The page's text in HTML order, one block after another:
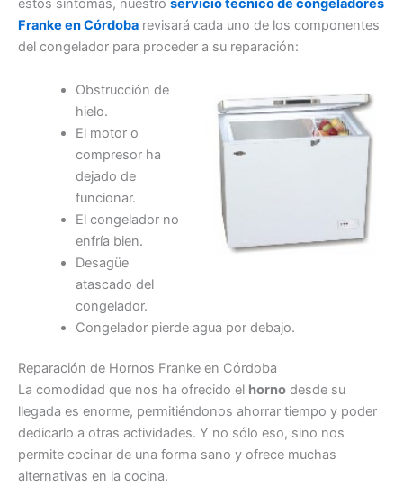
estos síntomas, nuestro servicio técnico de congeladores
Franke en Córdoba revisará cada uno de los componentes
del congelador para proceder a su reparación:
Obstrucción de
hielo.
El motor o
compresor ha
dejado de
funcionar.
El congelador no
enfría bien.
Desagüe
atascado del
congelador.
Congelador pierde agua por debajo.
Reparación de Hornos Franke en Córdoba
La comodidad que nos ha ofrecido el horno desde su
llegada es enorme, permitiéndonos ahorrar tiempo y poder
dedicarlo a otras actividades. Y no sólo eso, sino nos
permite cocinar de una forma sano y ofrece muchas
alternativas en la cocina.